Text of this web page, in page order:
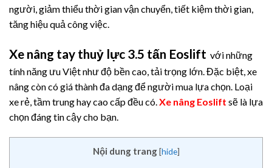
người, giảm thiểu thời gian vận chuyển, tiết kiệm thời gian,
tăng hiệu quả công việc.
Xe nâng tay thuỷ lực 3.5 tấn Eoslift với những
tính năng ưu Việt như độ bền cao, tải trọng lớn. Đặc biệt, xe
nâng còn có giá thành đa dạng để người mua lựa chọn. Loại
xe rẻ, tầm trung hay cao cấp đều có.Xe nâng Eoslift sẽ là lựa
chọn đáng tin cậy cho bạn.
Nội dung trang [hide]